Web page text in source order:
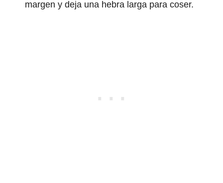
margen y deja una hebra larga para coser.